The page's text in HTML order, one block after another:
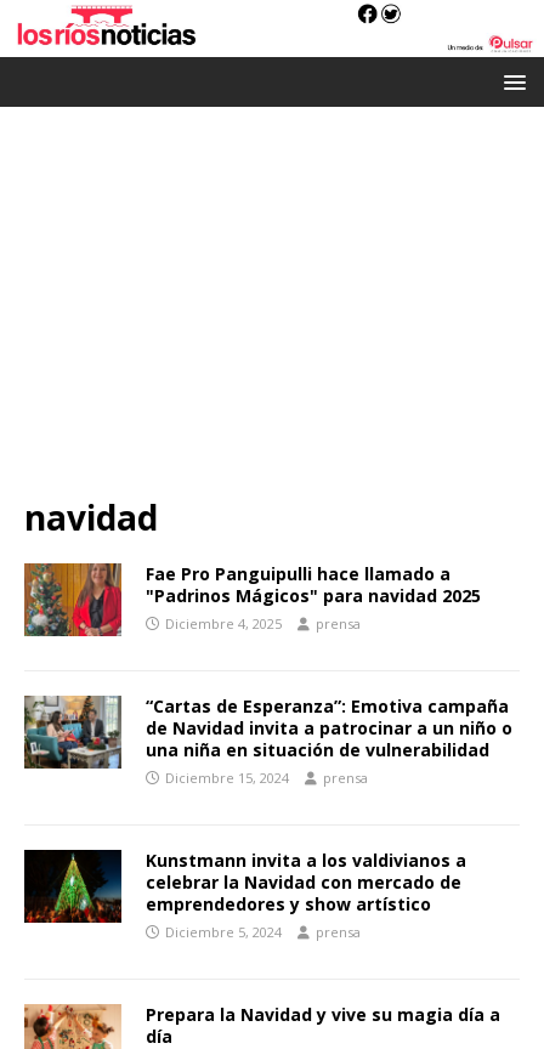
navidad
Fae Pro Panguipulli hace llamado a
"Padrinos Mágicos" para navidad 2025
Diciembre 4, 2025 prensa
“Cartas de Esperanza”: Emotiva campaña
de Navidad invita a patrocinar a un niño o
una niña en situación de vulnerabilidad
Diciembre 15, 2024 prensa
Kunstmann invita a los valdivianos a
celebrar la Navidad con mercado de
emprendedores y show artístico
Diciembre 5, 2024 prensa
Prepara la Navidad y vive su magia día a
día